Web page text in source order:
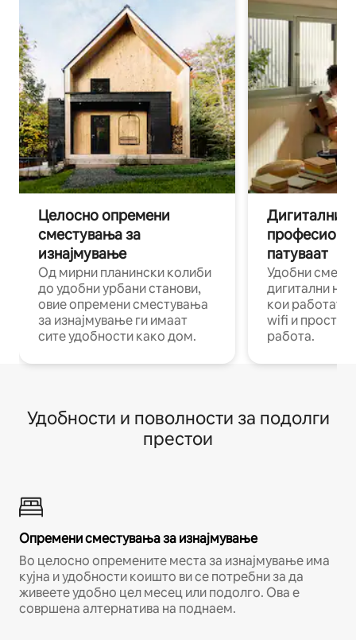
Целосно опремени
сместувања за
изнајмување
Од мирни планински колиби
до удобни урбани станови,
овие опремени сместувања
за изнајмување ги имаат
сите удобности како дом.
Дигитални
патуваат
Удобни
дигитални
кои работат
wifi и
работа.
Удобности и поволности за подолги
престои
Опремени сместувања за изнајмување
Во целосно опремените места за изнајмување има
кујна и удобности коишто ви се потребни за да
живеете удобно цел месец или подолго. Ова е
совршена алтернатива на поднаем.